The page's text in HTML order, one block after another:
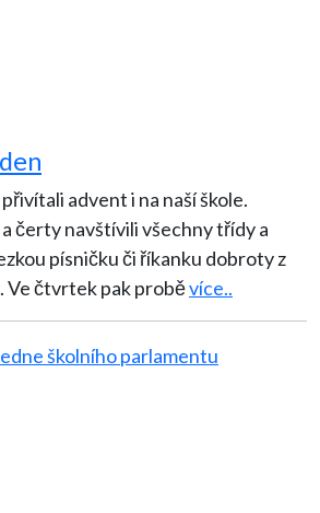
advent i na naší škole.
čerty navštívili všechny třídy a
písničku či říkanku dobroty z
Ve čtvrtek pak proběvíce..